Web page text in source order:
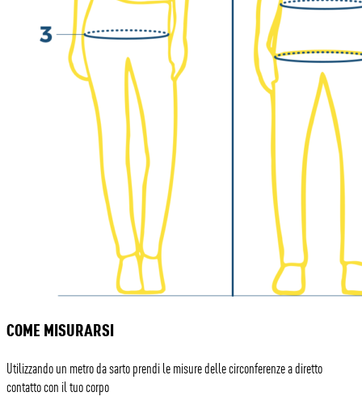
COME MISURARSI
Utilizzando un metro da sarto prendi le misure delle circonferenze a diretto
contatto con il tuo corpo